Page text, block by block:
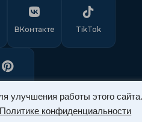
улучшения работы этого сайта.
Политике конфиденциальности
ВКонтакте TikTok